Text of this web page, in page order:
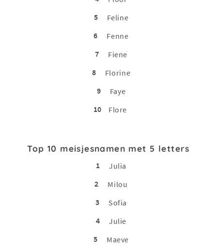
5
Feline
6
Fenne
7
Fiene
8
Florine
9
Faye
10
Flore
Top 10 meisjesnamen met 5 letters
1
Julia
2
Milou
3
Sofia
4
Julie
5
Maeve